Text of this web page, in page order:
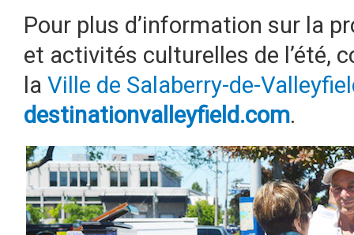
Pour plus d’information sur la
et activités culturelles de l’été,
la Ville de Salaberry-de-
destinationvalleyfield.com.